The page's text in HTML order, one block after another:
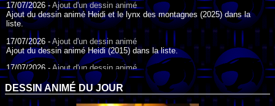
17/07/2026 - Ajout d'un dessin animé
Ajout du dessin animé Heidi et le lynx des montagnes (2025) dans la
liste.
17/07/2026 - Ajout d'un dessin animé
Ajout du dessin animé Heidi (2015) dans la liste.
17/07/2026 - Ajout d'un dessin animé
Ajout du dessin animé Heidi (1995) dans la liste.
09/07/2026 -Ajout d'un dessin animé
Ajout du dessin animé Genki l'Aventurier de la Chance (2006) dans la
DESSIN ANIMÉ DU JOUR